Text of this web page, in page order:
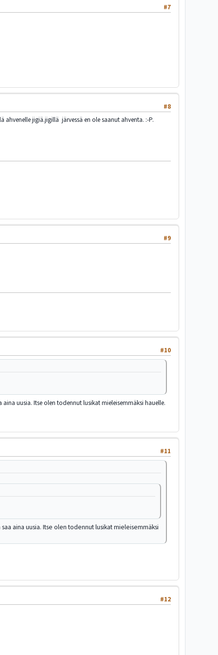
#7
#8
jigiä.jigillä järvessä en ole saanut ahventa. :-P.
#9
#10
uusia. Itse olen todennut lusikat mieleisemmäksi hauelle.
#11
aina uusia. Itse olen todennut lusikat mieleisemmäksi
#12